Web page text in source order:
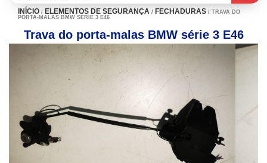
INÍCIO / ELEMENTOS DE SEGURANÇA / FECHADURAS / TRAVA DO
PORTA-MALAS BMW SÉRIE 3 E46
Trava do porta-malas BMW série 3 E46